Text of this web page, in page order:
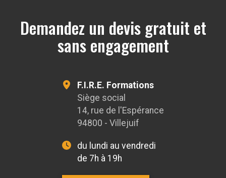
Demandez un devis gratuit et
sans engagement
F.I.R.E. Formations
Siège social
14, rue de l'Espérance
94800 - Villejuif
du lundi au vendredi
de 7h à 19h